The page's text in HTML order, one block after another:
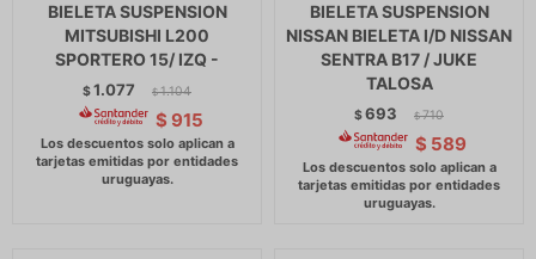
BIELETA SUSPENSION
MITSUBISHI L200
SPORTERO 15/ IZQ -
$1.077 $ 1.104
$ 915
BIELETA SUSPENSION
NISSAN BIELETA I/D NISSAN
SENTRA B17 / JUKE
TALOSA
$693 $ 710
$ 589